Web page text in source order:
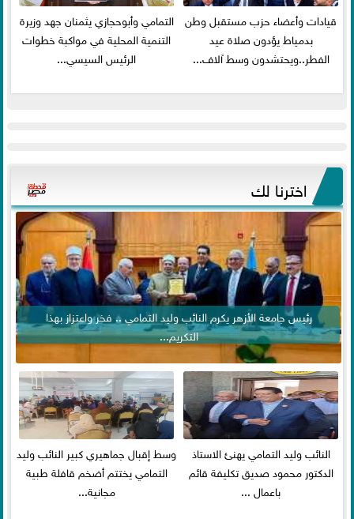
قيادات وأعضاء حزب مستقبل وطن
بدمياط يؤدون صلاة عيد
الفطر..ويحتشدون وسط آلاف...
التمامي وأبوحجازي يثمنان جهد وزيرة
التنمية المحلية في مواكبة خطوات
الرئيس السيسي...
اخترنا لك
رئيس جامعة الأزهر يكرم النائب وليد التمامي .. فخر واعتزاز بهذا
التكريم...
النائب وليد التمامي يهنئ الاستاذ
الدكتور محمود صديق تكليفة قائم
باعمال ...
وسط إقبال جماهيري كبير النائب وليد
التمامي يختتم أضخم قافلة طبية
مجانية...